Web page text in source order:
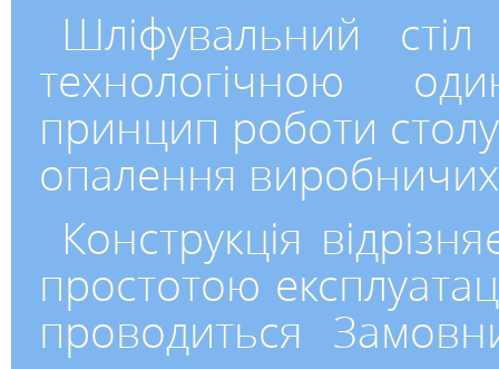
Шліфувальний
технологічною
принцип роботи
опалення
Конструкція
простотою
проводиться